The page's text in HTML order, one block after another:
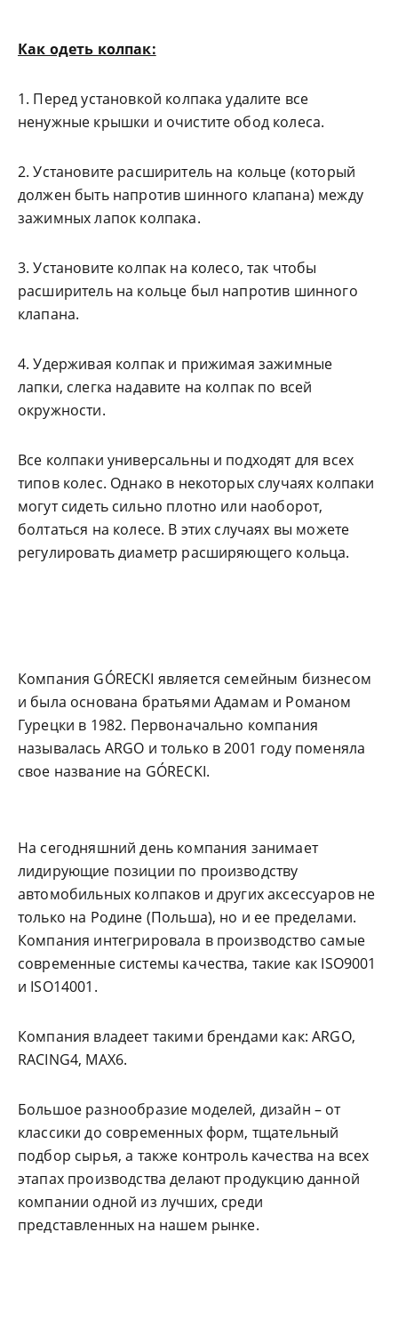
Как одеть колпак:
1. Перед установкой колпака удалите все
ненужные крышки и очистите обод колеса.
2. Установите расширитель на кольце (который
должен быть напротив шинного клапана) между
зажимных лапок колпака.
3. Установите колпак на колесо, так чтобы
расширитель на кольце был напротив шинного
клапана.
4. Удерживая колпак и прижимая зажимные
лапки, слегка надавите на колпак по всей
окружности.
Все колпаки универсальны и подходят для всех
типов колес. Однако в некоторых случаях колпаки
могут сидеть сильно плотно или наоборот,
болтаться на колесе. В этих случаях вы можете
регулировать диаметр расширяющего кольца.
Компания GÓRECKI является семейным бизнесом
и была основана братьями Адамам и Романом
Гурецки в 1982. Первоначально компания
называлась ARGO и только в 2001 году поменяла
свое название на GÓRECKI.
На сегодняшний день компания занимает
лидирующие позиции по производству
автомобильных колпаков и других аксессуаров не
только на Родине (Польша), но и ее пределами.
Компания интегрировала в производство самые
современные системы качества, такие как ISO9001
и ISO14001.
Компания владеет такими брендами как: ARGO,
RACING4, MAX6.
Большое разнообразие моделей, дизайн – от
классики до современных форм, тщательный
подбор сырья, а также контроль качества на всех
этапах производства делают продукцию данной
компании одной из лучших, среди
представленных на нашем рынке.